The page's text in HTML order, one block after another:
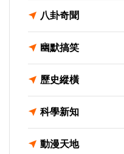
八卦奇聞
幽默搞笑
歷史縱橫
科學新知
動漫天地